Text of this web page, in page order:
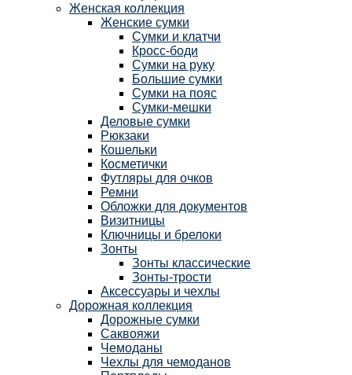
Женская коллекция
Женские сумки
Сумки и клатчи
Кросс-боди
Сумки на руку
Большие сумки
Сумки на пояс
Сумки-мешки
Деловые сумки
Рюкзаки
Кошельки
Косметички
Футляры для очков
Ремни
Обложки для документов
Визитницы
Ключницы и брелоки
Зонты
Зонты классические
Зонты-трости
Аксессуары и чехлы
Дорожная коллекция
Дорожные сумки
Саквояжи
Чемоданы
Чехлы для чемоданов